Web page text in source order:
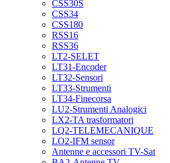
CSS30S
CSS34
CSS180
RSS16
RSS36
LT2-SELET
LT31-Encoder
LT32-Sensori
LT33-Strumenti
LT34-Finecorsa
LU2-Strumenti Analogici
LX2-TA trasformatori
LQ2-TELEMECANIQUE
LO2-IFM sensor
Antenne e accessori TV-Sat